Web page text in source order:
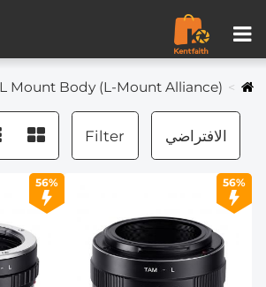
Mount Body (L-Mount Alliance)
الافتراضي Filter
56%
56%